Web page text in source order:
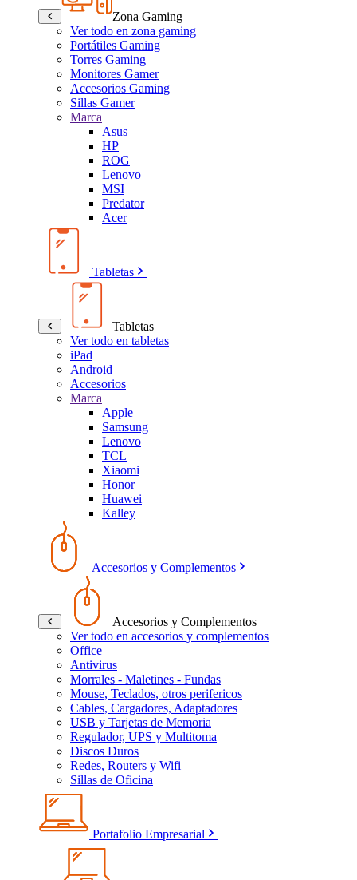
Zona Gaming
Ver todo en zona gaming
Portátiles Gaming
Torres Gaming
Monitores Gamer
Accesorios Gaming
Sillas Gamer
Marca
Asus
HP
ROG
Lenovo
MSI
Predator
Acer
Tabletas
Tabletas
Ver todo en tabletas
iPad
Android
Accesorios
Marca
Apple
Samsung
Lenovo
TCL
Xiaomi
Honor
Huawei
Kalley
Accesorios y Complementos
Accesorios y Complementos
Ver todo en accesorios y complementos
Office
Antivirus
Morrales - Maletines - Fundas
Mouse, Teclados, otros perifericos
Cables, Cargadores, Adaptadores
USB y Tarjetas de Memoria
Regulador, UPS y Multitoma
Discos Duros
Redes, Routers y Wifi
Sillas de Oficina
Portafolio Empresarial